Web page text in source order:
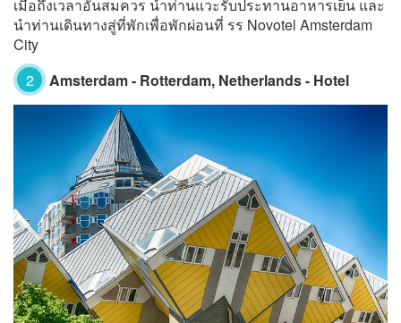
เมื่อถึงเวลาอันสมควร นำท่านแวะรับประทานอาหารเย็น และ
นำท่านเดินทางสู่ที่พักเพื่อพักผ่อนที่ รร Novotel Amsterdam
City
2
Amsterdam - Rotterdam, Netherlands - Hotel